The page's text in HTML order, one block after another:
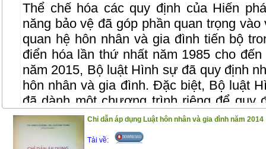
Thể chế hóa các quy định của Hiến
năng bảo vệ đã góp phần quan trọng
quan hệ hôn nhân và gia đình tiến bộ
điển hóa lần thứ nhất năm 1985 cho
năm 2015, Bộ luật Hình sự đã quy định
hôn nhân và gia đình. Đặc biệt, Bộ luật
đã dành một chương trình riêng để quy
chế độ hôn nhân và gia đình, làm cơ sở
vi xâm phạm quan hệ hôn nhân và gia
Chỉ dẫn áp dụng Luật hôn nhân và gia đình năm 2014
Tải về: